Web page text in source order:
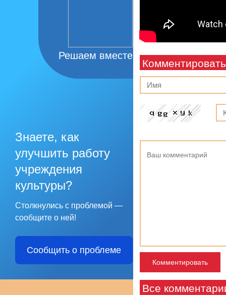
Решаем вместе
Знаете, как
улучшить работу
учреждения
культуры?
Столкнулись с проблемой —
сообщите о ней!
Сообщить о проблеме
Комментировать
Все